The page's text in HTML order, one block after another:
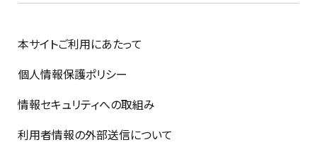
本サイトご利用にあたって
個人情報保護ポリシー
情報セキュリティへの取組み
利用者情報の外部送信について